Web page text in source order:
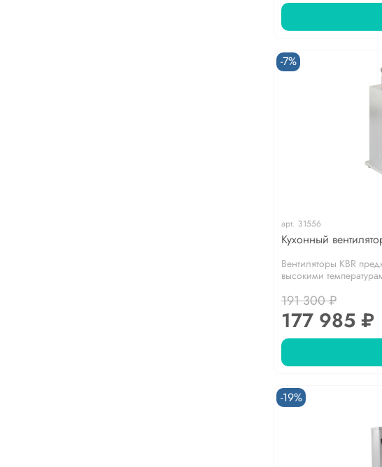
-7%
арт. 31556
Кухонный
Вентиляторы KBR
высокими
191 300 ₽
177 985 ₽
-19%